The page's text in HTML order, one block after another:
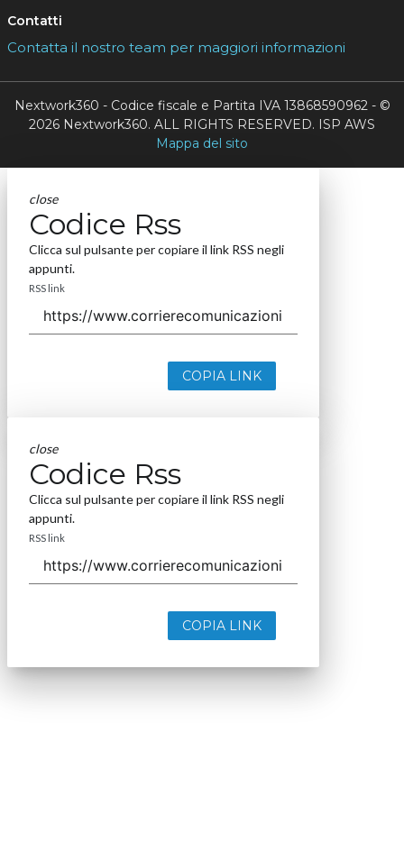
Contatti
Contatta il nostro team per maggiori informazioni
Nextwork360 - Codice fiscale e Partita IVA 13868590962 - ©
2026 Nextwork360. ALL RIGHTS RESERVED. ISP AWS
Mappa del sito
close
Codice Rss
Clicca sul pulsante per copiare il link RSS negli
appunti.
RSS link
COPIA LINK
close
Codice Rss
Clicca sul pulsante per copiare il link RSS negli
appunti.
RSS link
COPIA LINK